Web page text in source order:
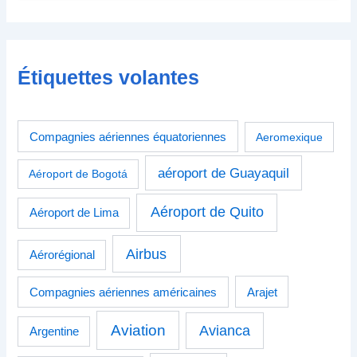
Étiquettes volantes
Compagnies aériennes équatoriennes Aeromexique
Aéroport de Bogotá aéroport de Guayaquil
Aéroport de Lima Aéroport de Quito
Aérorégional Airbus
Compagnies aériennes américaines Arajet
Argentine Aviation Avianca